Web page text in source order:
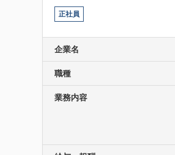
正社員
企業名
職種
業務内容